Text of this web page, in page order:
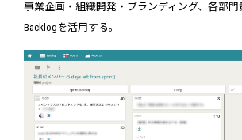
事業企画・組織開発・ブランディング、各部
Backlogを活用する。